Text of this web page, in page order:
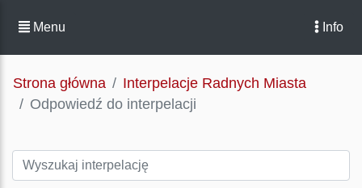
Menu Info
Strona główna
Interpelacje Radnych Miasta
Odpowiedź do interpelacji